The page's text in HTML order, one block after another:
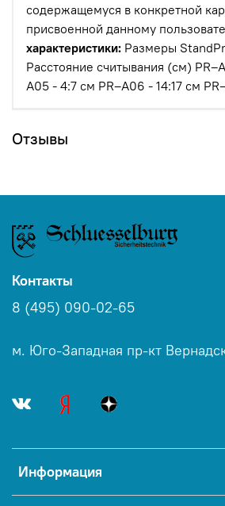
содержащемуся в конкретной
присвоенной данному
характеристики: Размеры
Расстояние считывания (см)
A05 - 4:7 см PR–A06 - 14:17 см
Отзывы
Информация
Контакты
8 (495) 090-02-65
м. Юго-Западная пр-кт